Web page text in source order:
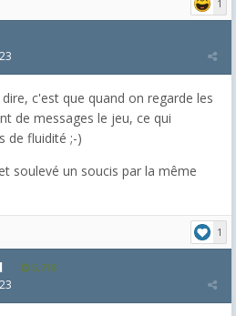
1
c'est que quand on regarde les
de messages le jeu, ce qui
de fluidité ;-)
soulevé un soucis par la même
1
5,718